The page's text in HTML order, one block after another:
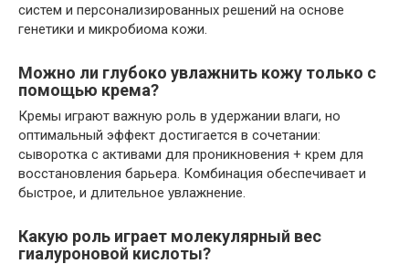
систем и персонализированных решений на основе
генетики и микробиома кожи.
Можно ли глубоко увлажнить кожу только с
помощью крема?
Кремы играют важную роль в удержании влаги, но
оптимальный эффект достигается в сочетании:
сыворотка с активами для проникновения + крем для
восстановления барьера. Комбинация обеспечивает и
быстрое, и длительное увлажнение.
Какую роль играет молекулярный вес
гиалуроновой кислоты?